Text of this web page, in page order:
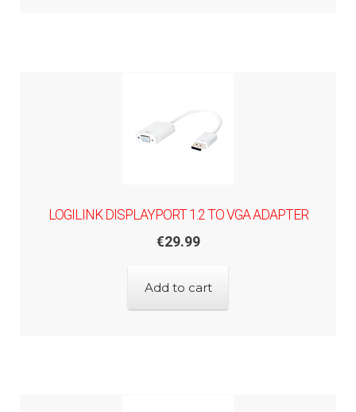
LOGILINK DISPLAYPORT 1.2 TO VGA ADAPTER
€29.99
Add to cart